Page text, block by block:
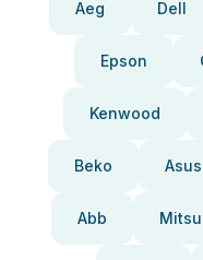
Aeg Dell
Epson
Kenwood
Beko Asus
Abb